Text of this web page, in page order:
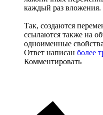
каждый раз вложения.
Так, создаются
ссылаются также на
одноименные
Ответ написан более
Комментировать